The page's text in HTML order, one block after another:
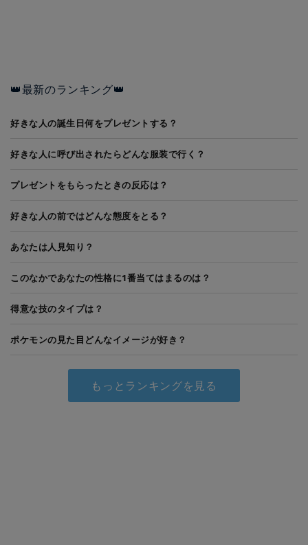
👑最新のランキング👑
好きな人の誕生日何をプレゼントする？
好きな人に呼び出されたらどんな服装で行く？
プレゼントをもらったときの反応は？
好きな人の前ではどんな態度をとる？
あなたは人見知り？
このなかであなたの性格に1番当てはまるのは？
得意な技のタイプは？
ポケモンの見た目どんなイメージが好き？
もっとランキングを見る